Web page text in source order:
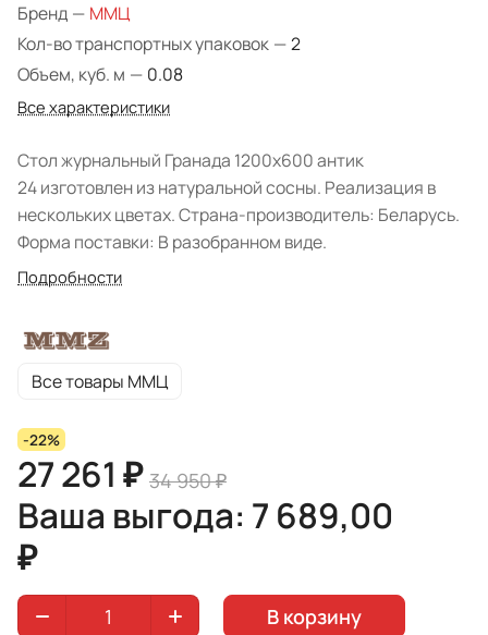
Бренд — ММЦ
Кол-во транспортных упаковок —2
Объем, куб. м — 0.08
Все характеристики
Стол журнальный Гранада 1200х600 антик
24 изготовлен из натуральной сосны. Реализация в
нескольких цветах. Страна-производитель: Беларусь.
Форма поставки: В разобранном виде.
Подробности
Все товары ММЦ
-22%
27 261 ₽ 34 950 ₽
Ваша выгода: 7 689,00
₽
В корзину